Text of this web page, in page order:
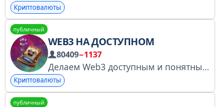
Криптовалюты
публичный
WEB3 НА ДОСТУПНОМ
80409−1137
Делаем Web3 доступным и понятным Комьюнити: @easynft_chat Регистрация на курс по дропам: @easyweb3_reality Реклама и партнёрства: @dasha_matushinets
Криптовалюты
публичный